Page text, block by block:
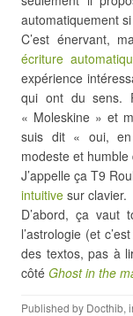
automatiquement
C’est énervant,
écriture
expérience
qui ont du sens.
« Moleskine » et
suis dit « oui, en
modeste et humble
J’appelle ça T9
intuitive sur clavier.
D’abord, ça vaut
l’astrologie (et
des textos, pas à
côté Ghost in the
Published by Docthib,